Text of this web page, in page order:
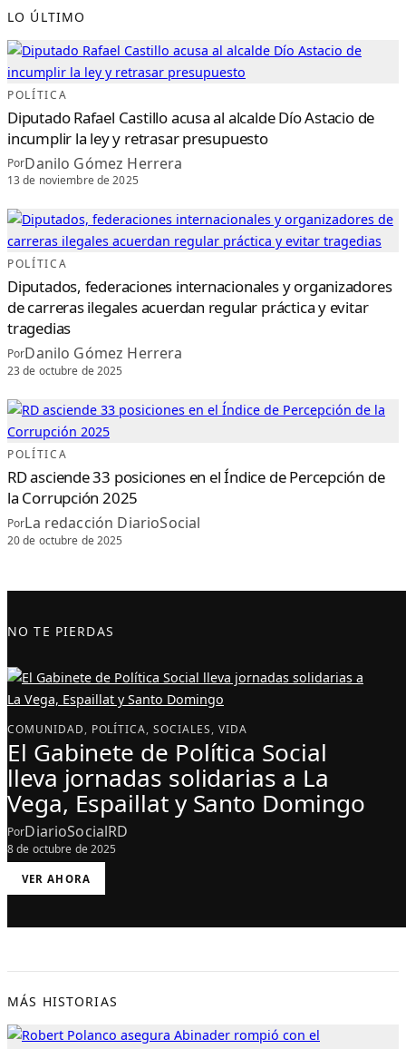
LO ÚLTIMO
POLÍTICA
Diputado Rafael Castillo acusa al alcalde Dío Astacio de
incumplir la ley y retrasar presupuesto
PorDanilo Gómez Herrera
13 de noviembre de 2025
POLÍTICA
Diputados, federaciones internacionales y organizadores
de carreras ilegales acuerdan regular práctica y evitar
tragedias
PorDanilo Gómez Herrera
23 de octubre de 2025
POLÍTICA
RD asciende 33 posiciones en el Índice de Percepción de
la Corrupción 2025
PorLa redacción DiarioSocial
20 de octubre de 2025
NO TE PIERDAS
COMUNIDAD, POLÍTICA, SOCIALES, VIDA
El Gabinete de Política Social
lleva jornadas solidarias a La
Vega, Espaillat y Santo Domingo
PorDiarioSocialRD
8 de octubre de 2025
VER AHORA
:
E
L
B
E
P
L
Í
MÁS HISTORIAS